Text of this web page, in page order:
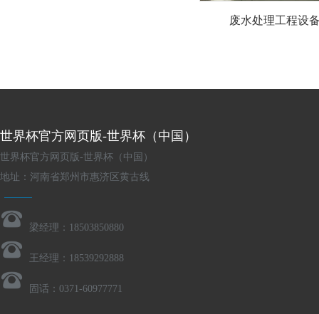
废水处理工程设
世界杯官方网页版-世界杯（中国）
世界杯官方网页版-世界杯（中国）
地址：河南省郑州市惠济区黄古线
梁经理：18503850880
王经理：18539292888
固话：0371-60977771